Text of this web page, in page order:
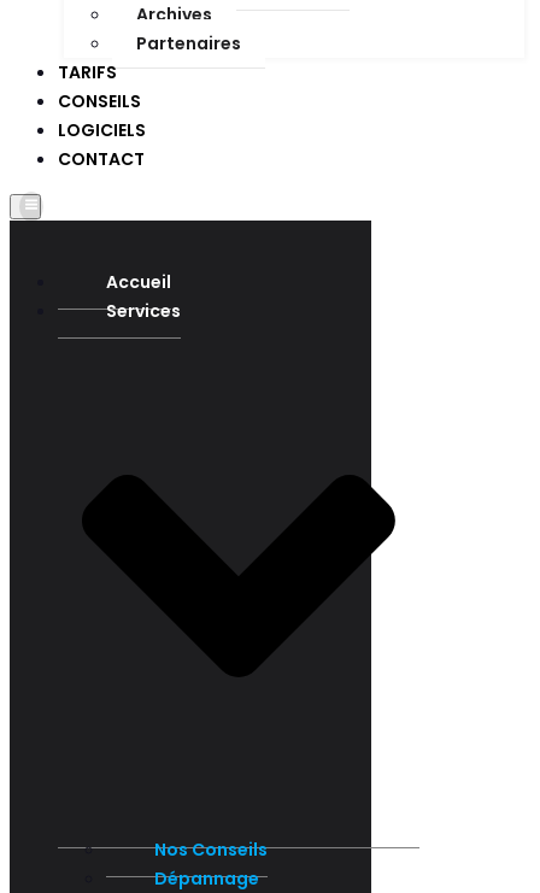
Archives
Partenaires
TARIFS
CONSEILS
LOGICIELS
CONTACT
Accueil
Services
Nos Conseils
Dépannage